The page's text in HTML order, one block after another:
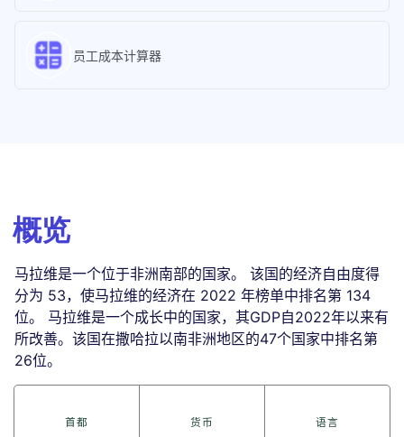
员工成本计算器
概览
马拉维是一个位于非洲南部的国家。 该国的经济自由度得
分为 53，使马拉维的经济在 2022 年榜单中排名第 134
位。 马拉维是一个成长中的国家，其GDP自2022年以来有
所改善。该国在撒哈拉以南非洲地区的47个国家中排名第
26位。
首都 货币 语言